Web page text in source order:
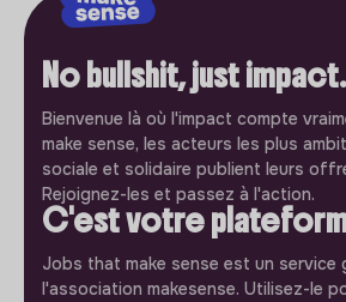
No bullshit, just impact.
Bienvenue là où l'impact compte
make sense, les acteurs les plus
sociale et solidaire publient leurs
Rejoignez-les et passez à l'action.
C'est votre
Jobs that make sense est un
l'association makesense. Utilisez-le